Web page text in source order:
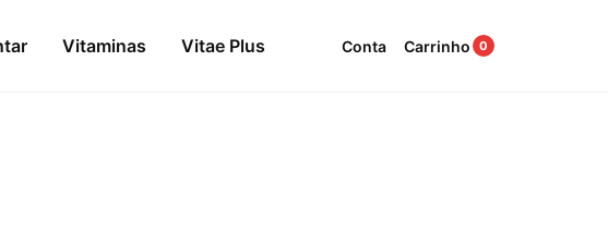
Vitaminas Vitae Plus Conta Carrinho 0